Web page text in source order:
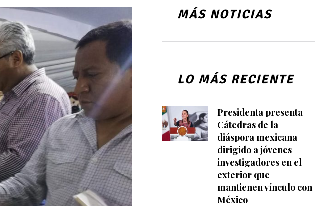
MÁS NOTICIAS
LO MÁS RECIENTE
Presidenta presenta
Cátedras de la
diáspora mexicana
dirigido a jóvenes
investigadores en el
exterior que
mantienen vínculo con
México